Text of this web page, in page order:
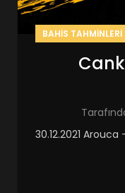
BAHIS TAHMINLERI
30.12.2021